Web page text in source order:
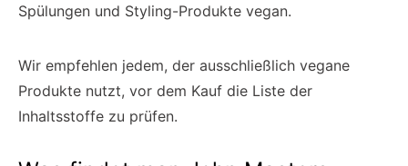
Spülungen und Styling-Produkte vegan.
Wir empfehlen jedem, der ausschließlich vegane
Produkte nutzt, vor dem Kauf die Liste der
Inhaltsstoffe zu prüfen.